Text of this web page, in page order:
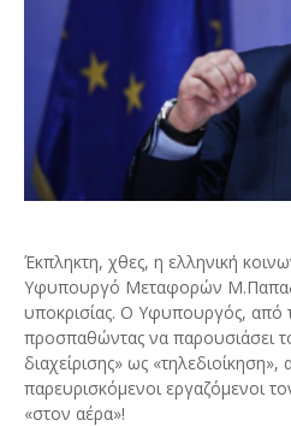
Έκπληκτη, χθες, η ελληνική
Υφυπουργό Μεταφορών
υποκρισίας. Ο Υφυπουργός, από
προσπαθώντας να παρουσιάσει
διαχείρισης» ως
παρευρισκόμενοι εργαζόμενοι
«στον αέρα»!